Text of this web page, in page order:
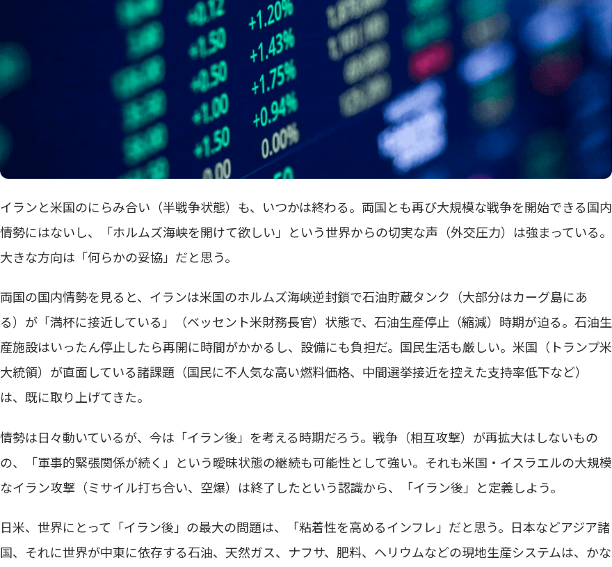
イランと米国のにらみ合い（半戦争状態）も、いつかは終わる。両国とも再び大規模な戦争を開始できる国内
情勢にはないし、「ホルムズ海峡を開けて欲しい」という世界からの切実な声（外交圧力）は強まっている。
大きな方向は「何らかの妥協」だと思う。
両国の国内情勢を見ると、イランは米国のホルムズ海峡逆封鎖で石油貯蔵タンク（大部分はカーグ島にあ
る）が「満杯に接近している」（ベッセント米財務長官）状態で、石油生産停止（縮減）時期が迫る。石油生
産施設はいったん停止したら再開に時間がかかるし、設備にも負担だ。国民生活も厳しい。米国（トランプ米
大統領）が直面している諸課題（国民に不人気な高い燃料価格、中間選挙接近を控えた支持率低下など）
は、既に取り上げてきた。
情勢は日々動いているが、今は「イラン後」を考える時期だろう。戦争（相互攻撃）が再拡大はしないもの
の、「軍事的緊張関係が続く」という曖昧状態の継続も可能性として強い。それも米国・イスラエルの大規模
なイラン攻撃（ミサイル打ち合い、空爆）は終了したという認識から、「イラン後」と定義しよう。
日米、世界にとって「イラン後」の最大の問題は、「粘着性を高めるインフレ」だと思う。日本などアジア諸
国、それに世界が中東に依存する石油、天然ガス、ナフサ、肥料、ヘリウムなどの現地生産システムは、かな